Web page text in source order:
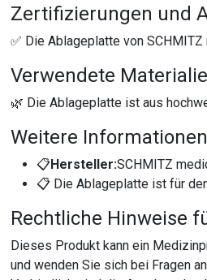
Zertifizierungen und
✅ Die Ablageplatte von
Verwendete
🌿 Die Ablageplatte ist aus
Weitere
📋Hersteller:SCHMITZ
📋 Die Ablageplatte ist für
Rechtliche Hinweise
Dieses Produkt kann ein
und wenden Sie sich bei Fragen